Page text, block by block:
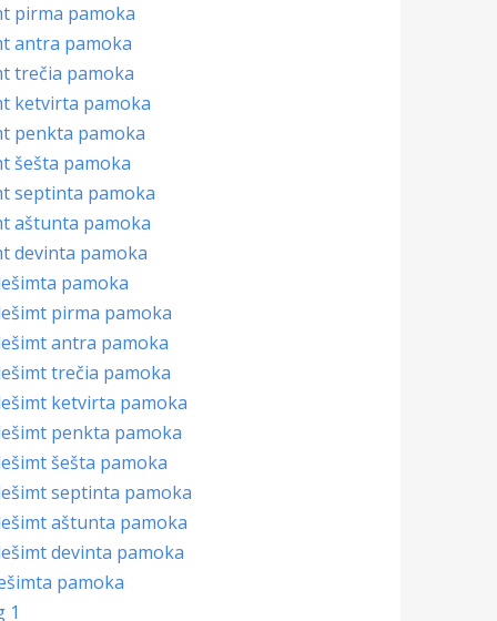
pirma pamoka
antra pamoka
trečia pamoka
ketvirta pamoka
penkta pamoka
šešta pamoka
septinta pamoka
aštunta pamoka
devinta pamoka
pamoka
pirma pamoka
antra pamoka
trečia pamoka
ketvirta pamoka
penkta pamoka
šešta pamoka
septinta pamoka
aštunta pamoka
devinta pamoka
pamoka
1